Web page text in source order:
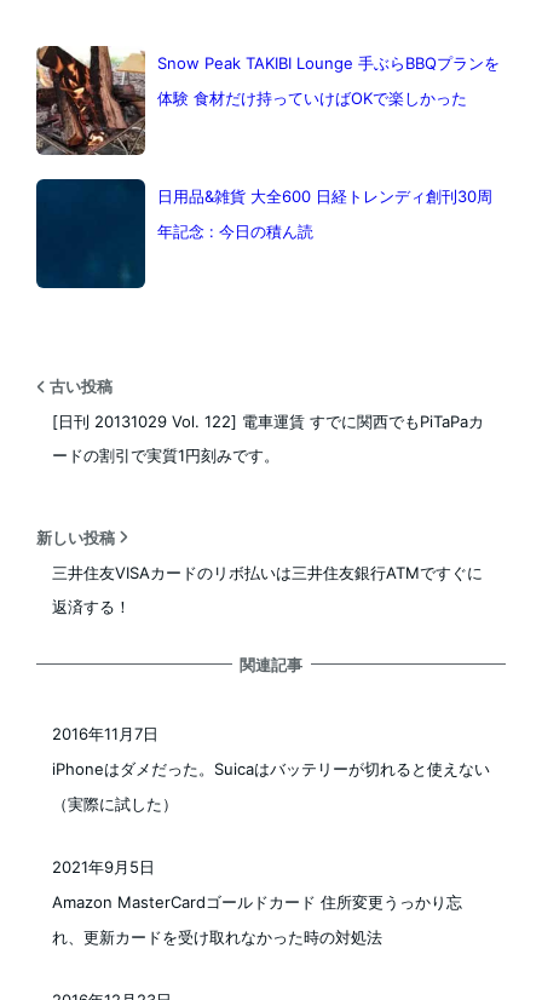
Snow Peak TAKIBI Lounge 手ぶらBBQプランを
体験 食材だけ持っていけばOKで楽しかった
日用品&雑貨 大全600 日経トレンディ創刊30周
年記念 : 今日の積ん読
古い投稿
[日刊 20131029 Vol. 122] 電車運賃 すでに関西でもPiTaPaカ
ードの割引で実質1円刻みです。
新しい投稿
三井住友VISAカードのリボ払いは三井住友銀行ATMですぐに
返済する！
関連記事
iPhoneはダメだった。Suicaはバッテリーが切れると使えない
（実際に試した）
2016年11月7日
Amazon MasterCardゴールドカード 住所変更うっかり忘
れ、更新カードを受け取れなかった時の対処法
2021年9月5日